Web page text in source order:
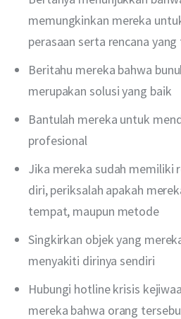
memungkinkan mereka
perasaan serta rencana
Beritahu mereka bahwa
merupakan solusi yang baik
Bantulah mereka untuk
profesional
Jika mereka sudah memiliki
diri, periksalah apakah
tempat, maupun metode
Singkirkan objek yang
menyakiti dirinya sendiri
Hubungi hotline krisis
mereka bahwa orang